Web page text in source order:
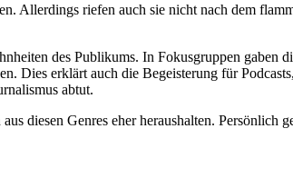
Allerdings riefen auch sie nicht nach dem
des Publikums. In Fokusgruppen gaben
Dies erklärt auch die Begeisterung für
abtut.
diesen Genres eher heraushalten. Persönlich